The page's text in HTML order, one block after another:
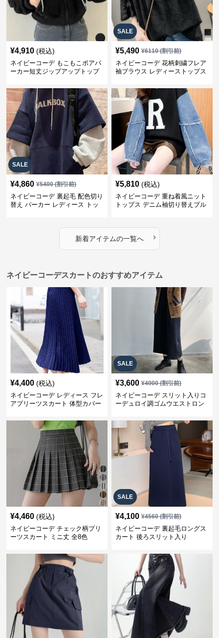
¥4,910 (税込)
ネイビーコーデ もこもこボアパ
ーカー短丈ジップアップトップ
SALE
¥5,490 ¥6110(割引前)
ネイビーコーデ 花柄刺繍フレア
袖ブラウス レディーストップス
SALE
¥4,860 ¥5400(割引前)
ネイビーコーデ 裏起毛 配色切り
替え パーカー レディース トッ
¥5,810 (税込)
ネイビーコーデ 重ね着風ニット
トップス デニム袖切り替えプル
新着アイテムの一覧へ ›
ネイビーコーデスカートのおすすめアイテム
¥4,400 (税込)
ネイビーコーデ レディース フレ
アプリーツスカート 体型カバー
ト
SALE
¥3,600 ¥4000(割引前)
ネイビーコーデ スリット入りコ
ーデュロイ調ゴムウエストロン
¥4,460 (税込)
ネイビーコーデ チェック柄プリ
ーツスカート ミニ丈 全8色
SALE
¥4,100 ¥4560(割引前)
ネイビーコーデ 裏起毛ロングス
カート 後ろスリット入り